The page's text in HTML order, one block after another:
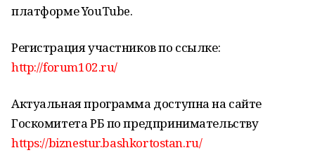
платформе YouTube.
Регистрация участников по ссылке:
http://forum102.ru/
Актуальная программа доступна на сайте
Госкомитета РБ по предпринимательству
https://biznestur.bashkortostan.ru/